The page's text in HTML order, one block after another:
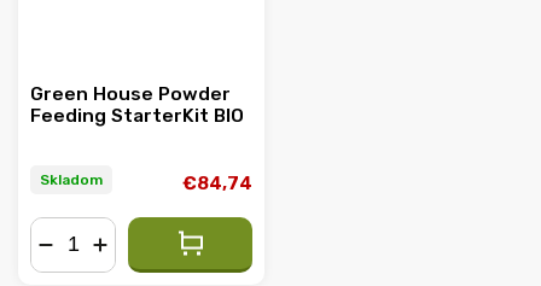
Green House Powder
Feeding StarterKit BIO
Skladom €84,74